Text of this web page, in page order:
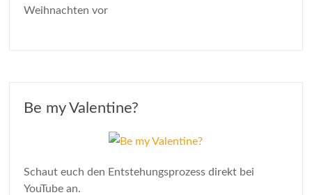
Weihnachten vor
Be my Valentine?
Schaut euch den Entstehungsprozess direkt bei
YouTube an.